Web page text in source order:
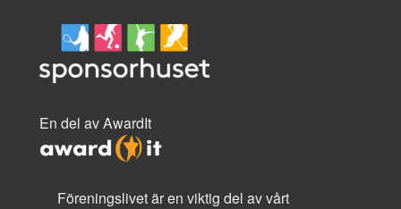
En del av AwardIt
Föreningslivet är en viktig del av vårt